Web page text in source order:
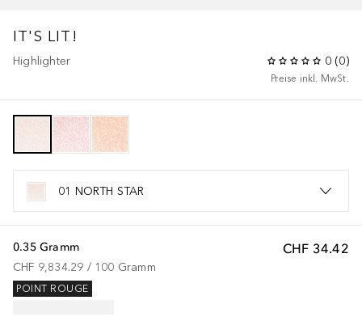
IT'S LIT!
Highlighter 0 (0)
Preise inkl. MwSt.
01 NORTH STAR
CHF 34.42
0.35 Gramm
CHF 9,834.29 / 100 Gramm
POINT ROUGE